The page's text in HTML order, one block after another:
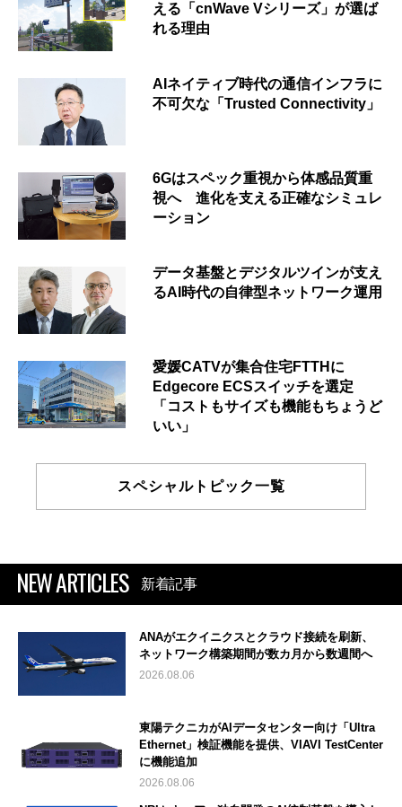
える「cnWave Vシリーズ」が選ば
れる理由
AIネイティブ時代の通信インフラに
不可欠な「Trusted Connectivity」
6Gはスペック重視から体感品質重
視へ 進化を支える正確なシミュレ
ーション
データ基盤とデジタルツインが支え
るAI時代の自律型ネットワーク運用
愛媛CATVが集合住宅FTTHに
Edgecore ECSスイッチを選定
「コストもサイズも機能もちょうど
いい」
スペシャルトピック一覧
NEW ARTICLES 新着記事
ANAがエクイニクスとクラウド接続を刷新、
ネットワーク構築期間が数カ月から数週間へ
2026.08.06
東陽テクニカがAIデータセンター向け「Ultra
Ethernet」検証機能を提供、VIAVI TestCenter
に機能追加
2026.08.06